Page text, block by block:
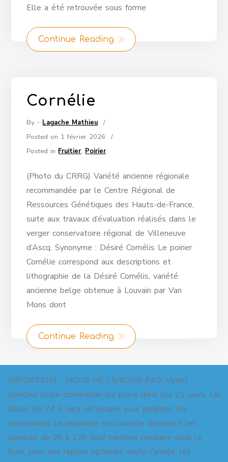
IMPORTANT : NOUS NE LIVRONS PAS! Venez
chercher votre commande sur place dans les 21 jours. Un
délais de 24 h sera nécessaire pour préparer les
commandes La pépinière est ouverte librement les
samedis de 9h à 12h Sauf mention contraire dans la
fiche, pour une reprise optimale toute l'année, les
Elle a été retrouvée sous forme
Continue Reading
Cornélie
By - Lagache Mathieu
Posted on 1 février 2026
Posted in Fruitier, Poirier
(Photo du CRRG) Variété ancienne régionale
recommandée par le Centre Régional de
Ressources Génétiques des Hauts-de-France,
suite aux travaux d’évaluation réalisés dans le
verger conservatoire régional de Villeneuve
d’Ascq. Synonyme : Désiré Cornélis Le poirier
Cornélie correspond aux descriptions et
lithographie de la Désiré Cornélis, variété
ancienne belge obtenue à Louvain par Van
Mons dont
Continue Reading
Copyright © 2026 Pépinière pour jardins-forêts. All
Right Reserved.